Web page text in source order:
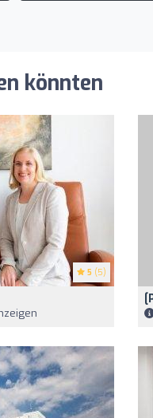
könnten
5 (5)